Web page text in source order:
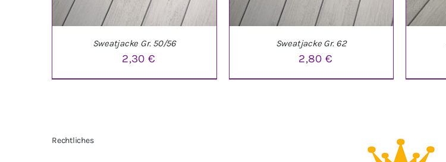
IN DEN WARENKORB
Sweatjacke Gr. 50/56
2,30 €
Sweatjacke Gr. 62
2,80 €
Rechtliches